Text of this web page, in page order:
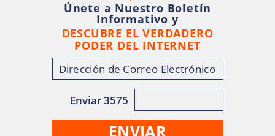
Únete a Nuestro Boletín
Informativo y
DESCUBRE EL VERDADERO
PODER DEL INTERNET
Enviar 3575